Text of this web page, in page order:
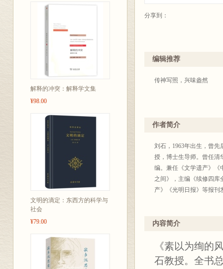
解释的冲突：解释学文集
¥98.00
文明的滴定：东西方的科学与
社会
¥79.00
分享到：
编辑推荐
传神写照，兴味盎然
作者简介
刘石，1963年出生，曾
授，博士生导师。曾任清
编。兼任《文学遗产》《
之间》，主编《续修四库
产》《光明日报》等报刊
内容简介
《素以为绚的
石教授。全书